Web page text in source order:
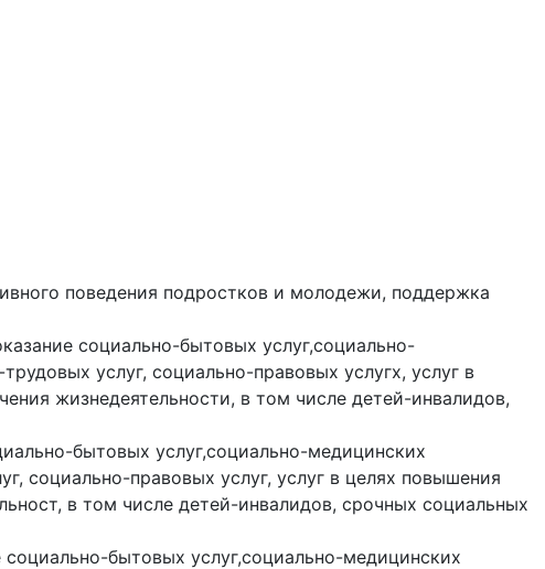
поведения подростков и молодежи, поддержка
социально-бытовых услуг,социально-
услуг, социально-правовых услугх, услуг в
жизнедеятельности, в том числе детей-инвалидов,
бытовых услуг,социально-медицинских
социально-правовых услуг, услуг в целях повышения
в том числе детей-инвалидов, срочных социальных
бытовых услуг,социально-медицинских